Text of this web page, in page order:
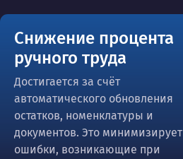
Снижение процента
ручного труда
Достигается за счёт
автоматического обновления
остатков, номенклатуры и
документов. Это минимизирует
ошибки, возникающие при